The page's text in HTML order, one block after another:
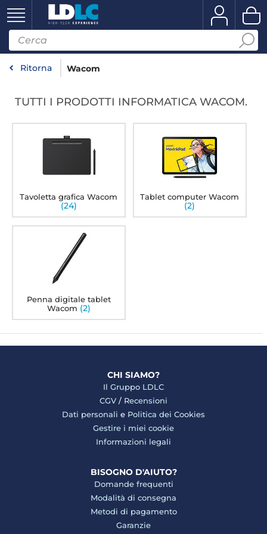
Ritorna Wacom
TUTTI I PRODOTTI INFORMATICA WACOM.
Tavoletta grafica Wacom
(24)
Tablet computer Wacom
(2)
Penna digitale tablet
Wacom (2)
CHI SIAMO?
Il Gruppo LDLC
CGV / Recensioni
Dati personali e Politica dei Cookies
Gestire i miei cookie
Informazioni legali
BISOGNO D'AIUTO?
Domande frequenti
Modalità di consegna
Metodi di pagamento
Garanzie